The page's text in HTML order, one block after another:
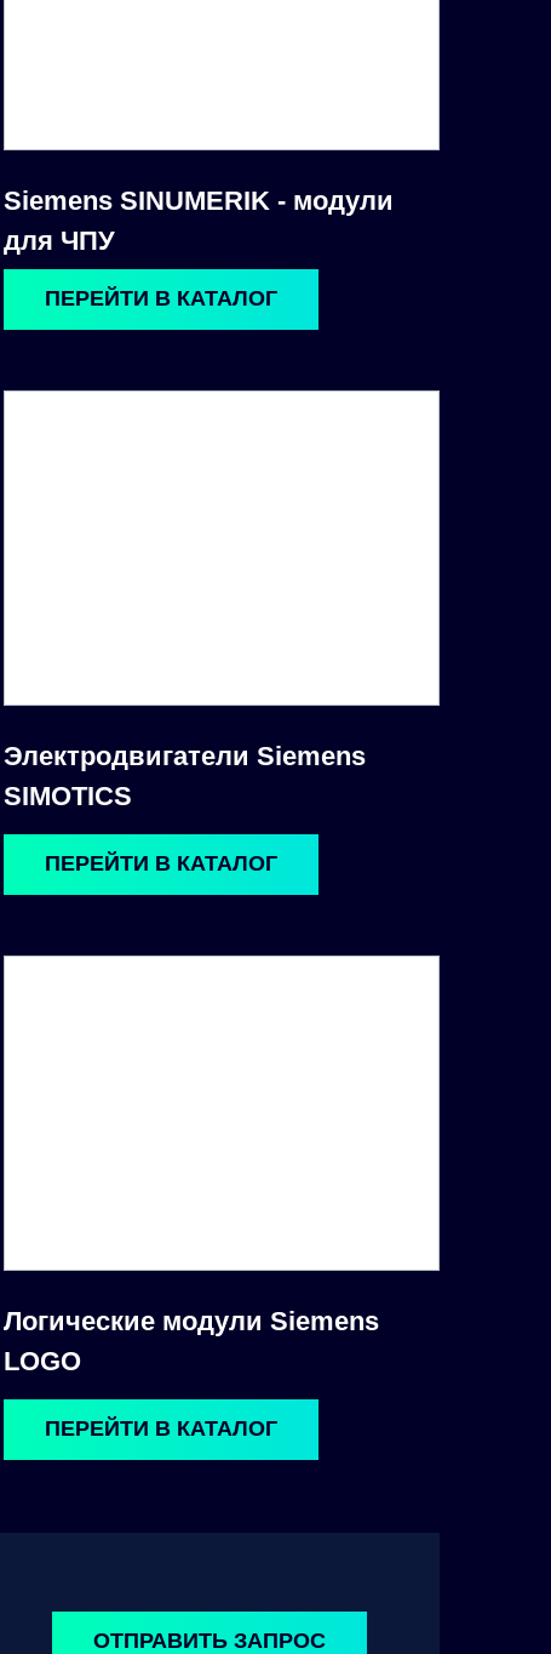
Siemens SINUMERIK - модули
для ЧПУ
ПЕРЕЙТИ В КАТАЛОГ
ОТПРАВИТЬ ЗАПРОС
Электродвигатели Siemens
SIMOTICS
ПЕРЕЙТИ В КАТАЛОГ
Логические модули Siemens
LOGO
ПЕРЕЙТИ В КАТАЛОГ